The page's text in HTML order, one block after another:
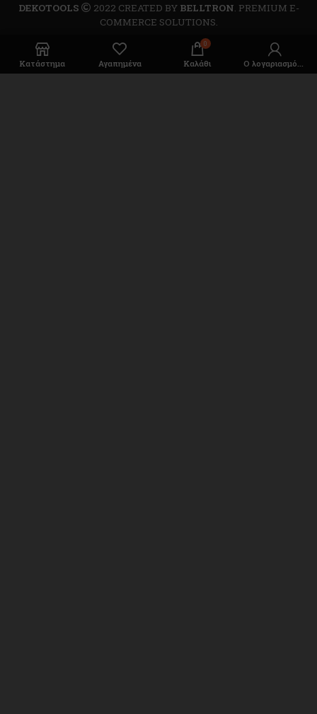
DEKOTOOLS 2022 CREATED BY BELLTRON . PREMIUM E-
COMMERCE SOLUTIONS.
Κατάστημα Αγαπημένα
0
Καλάθι Ο λογαριασμός μου